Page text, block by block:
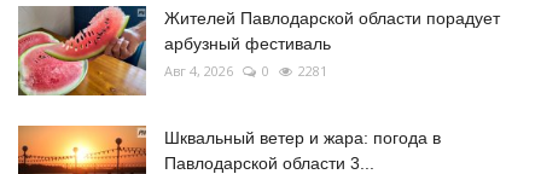
Жителей Павлодарской области порадует
арбузный фестиваль
Авг 4, 2026 0 2281
Шквальный ветер и жара: погода в
Павлодарской области 3...